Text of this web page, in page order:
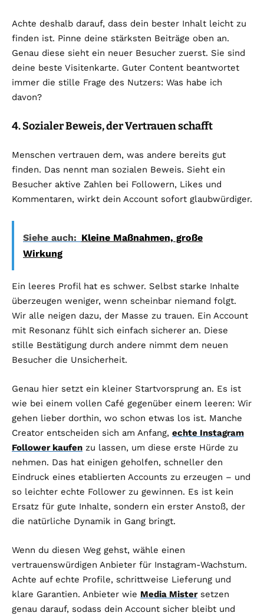
Achte deshalb darauf, dass dein bester Inhalt leicht zu
finden ist. Pinne deine stärksten Beiträge oben an.
Genau diese sieht ein neuer Besucher zuerst. Sie sind
deine beste Visitenkarte. Guter Content beantwortet
immer die stille Frage des Nutzers: Was habe ich
davon?
4. Sozialer Beweis, der Vertrauen schafft
Menschen vertrauen dem, was andere bereits gut
finden. Das nennt man sozialen Beweis. Sieht ein
Besucher aktive Zahlen bei Followern, Likes und
Kommentaren, wirkt dein Account sofort glaubwürdiger.
Siehe auch: Kleine Maßnahmen, große
Wirkung
Ein leeres Profil hat es schwer. Selbst starke Inhalte
überzeugen weniger, wenn scheinbar niemand folgt.
Wir alle neigen dazu, der Masse zu trauen. Ein Account
mit Resonanz fühlt sich einfach sicherer an. Diese
stille Bestätigung durch andere nimmt dem neuen
Besucher die Unsicherheit.
Genau hier setzt ein kleiner Startvorsprung an. Es ist
wie bei einem vollen Café gegenüber einem leeren: Wir
gehen lieber dorthin, wo schon etwas los ist. Manche
Creator entscheiden sich am Anfang, echte Instagram
Follower kaufen zu lassen, um diese erste Hürde zu
nehmen. Das hat einigen geholfen, schneller den
Eindruck eines etablierten Accounts zu erzeugen – und
so leichter echte Follower zu gewinnen. Es ist kein
Ersatz für gute Inhalte, sondern ein erster Anstoß, der
die natürliche Dynamik in Gang bringt.
Wenn du diesen Weg gehst, wähle einen
vertrauenswürdigen Anbieter für Instagram-Wachstum.
Achte auf echte Profile, schrittweise Lieferung und
klare Garantien. Anbieter wie Media Mistersetzen
genau darauf, sodass dein Account sicher bleibt und